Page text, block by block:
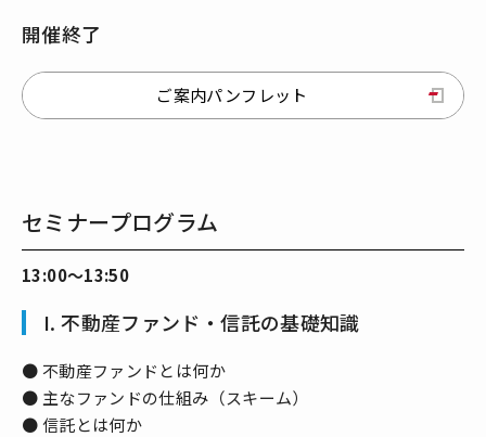
開催終了
ご案内パンフレット
セミナープログラム
13:00～13:50
I. 不動産ファンド・信託の基礎知識
● 不動産ファンドとは何か
● 主なファンドの仕組み（スキーム）
● 信託とは何か